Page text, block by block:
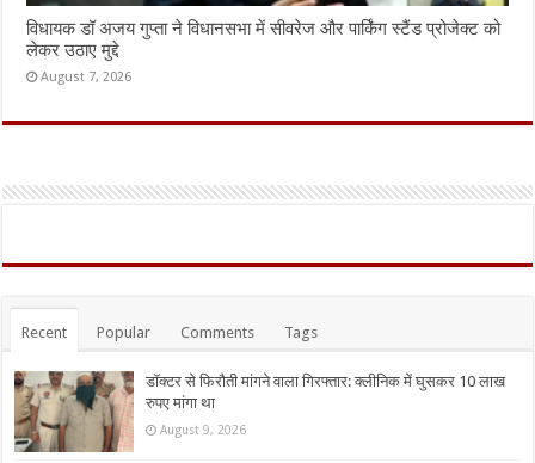
विधायक डॉ अजय गुप्ता ने विधानसभा में सीवरेज और पार्किंग स्टैंड प्रोजेक्ट को
लेकर उठाए मुद्दे
August 7, 2026
Recent Popular Comments Tags
डॉक्टर से फिरौती मांगने वाला गिरफ्तार: क्लीनिक में घुसकर 10 लाख
रुपए मांगा था
August 9, 2026